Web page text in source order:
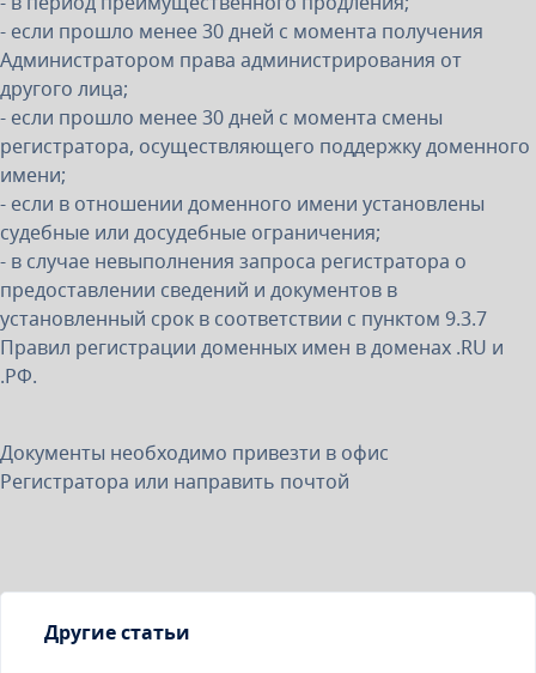
- если прошло менее 30 дней с момента получения
Администратором права администрирования от
другого лица;
- если прошло менее 30 дней с момента смены
регистратора, осуществляющего поддержку доменного
имени;
- если в отношении доменного имени установлены
судебные или досудебные ограничения;
- в случае невыполнения запроса регистратора о
предоставлении сведений и документов в
установленный срок в соответствии с пунктом 9.3.7
Правил регистрации доменных имен в доменах .RU и
.РФ.
Документы необходимо привезти в офис
Регистратора или направить почтой
Другие статьи